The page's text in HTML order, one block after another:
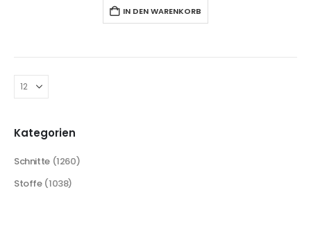
IN DEN WARENKORB
Kategorien
Schnitte (1260)
Stoffe (1038)